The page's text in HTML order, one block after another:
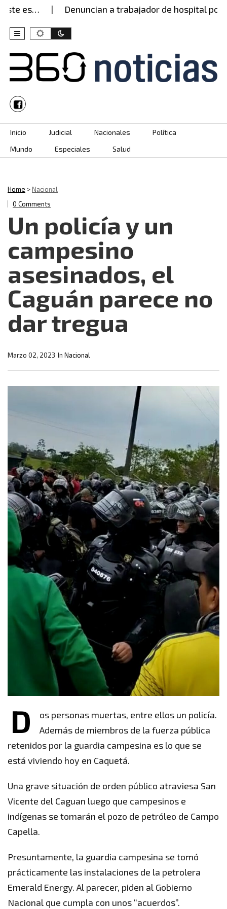
es… Denuncian a trabajador de hospital por
Skip to content
Inicio Judicial Nacionales
Política
Mundo
Especiales Salud
Home >Nacional
0 Comments
Un policía y un
campesino
asesinados, el
Caguán parece no
dar tregua
In Nacional
Marzo 02, 2023
D
os personas muertas, entre ellos un policía.
Además de miembros de la fuerza pública
retenidos por la guardia campesina es lo que se
está viviendo hoy en Caquetá.
Una grave situación de orden público atraviesa San
Vicente del Caguan luego que campesinos e
indígenas se tomarán el pozo de petróleo de Campo
Capella.
Presuntamente, la guardia campesina se tomó
prácticamente las instalaciones de la petrolera
Emerald Energy. Al parecer, piden al Gobierno
Nacional que cumpla con unos “acuerdos”.